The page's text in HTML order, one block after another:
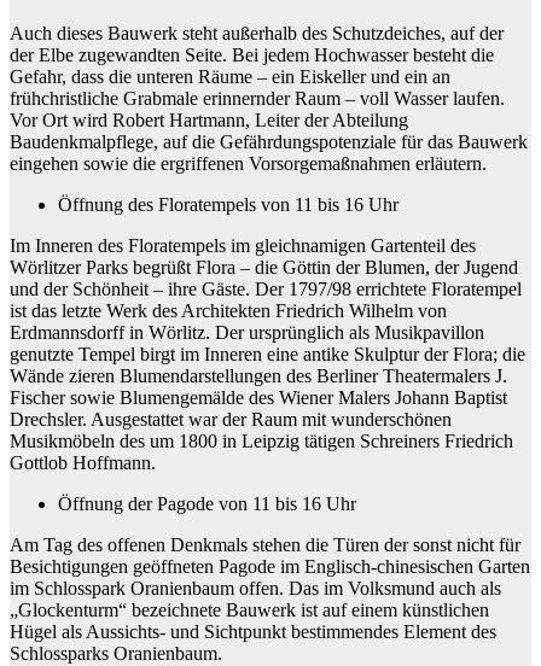
Auch dieses Bauwerk steht außerhalb des Schutzdeiches, auf der
der Elbe zugewandten Seite. Bei jedem Hochwasser besteht die
Gefahr, dass die unteren Räume – ein Eiskeller und ein an
frühchristliche Grabmale erinnernder Raum – voll Wasser laufen.
Vor Ort wird Robert Hartmann, Leiter der Abteilung
Baudenkmalpflege, auf die Gefährdungspotenziale für das Bauwerk
eingehen sowie die ergriffenen Vorsorgemaßnahmen erläutern.
Öffnung des Floratempels von 11 bis 16 Uhr
Im Inneren des Floratempels im gleichnamigen Gartenteil des
Wörlitzer Parks begrüßt Flora – die Göttin der Blumen, der Jugend
und der Schönheit – ihre Gäste. Der 1797/98 errichtete Floratempel
ist das letzte Werk des Architekten Friedrich Wilhelm von
Erdmannsdorff in Wörlitz. Der ursprünglich als Musikpavillon
genutzte Tempel birgt im Inneren eine antike Skulptur der Flora; die
Wände zieren Blumendarstellungen des Berliner Theatermalers J.
Fischer sowie Blumengemälde des Wiener Malers Johann Baptist
Drechsler. Ausgestattet war der Raum mit wunderschönen
Musikmöbeln des um 1800 in Leipzig tätigen Schreiners Friedrich
Gottlob Hoffmann.
Öffnung der Pagode von 11 bis 16 Uhr
Am Tag des offenen Denkmals stehen die Türen der sonst nicht für
Besichtigungen geöffneten Pagode im Englisch-chinesischen Garten
im Schlosspark Oranienbaum offen. Das im Volksmund auch als
„Glockenturm“ bezeichnete Bauwerk ist auf einem künstlichen
Hügel als Aussichts- und Sichtpunkt bestimmendes Element des
Schlossparks Oranienbaum.